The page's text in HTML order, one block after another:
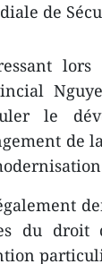
de
le
de
du droit